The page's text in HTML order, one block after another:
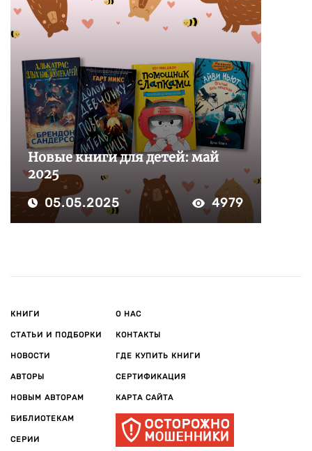
Новые книги для детей: май
2025
05.05.2025 4979
КНИГИ
СТАТЬИ И ПОДБОРКИ
НОВОСТИ
АВТОРЫ
НОВЫМ АВТОРАМ
БИБЛИОТЕКАМ
СЕРИИ
О НАС
КОНТАКТЫ
ГДЕ КУПИТЬ КНИГИ
СЕРТИФИКАЦИЯ
КАРТА САЙТА